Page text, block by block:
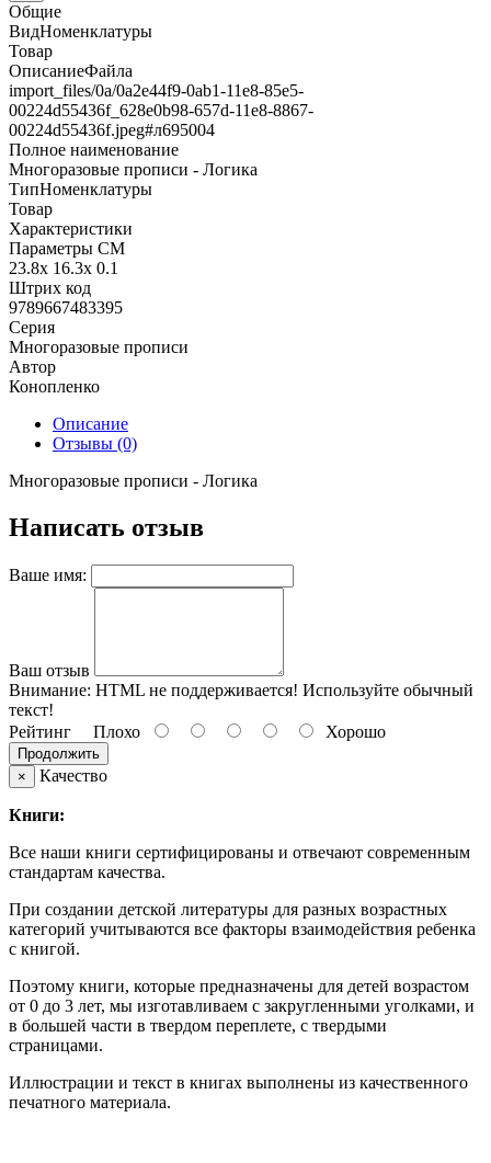
Общие
ВидНоменклатуры
Товар
ОписаниеФайла
import_files/0a/0a2e44f9-0ab1-11e8-85e5-
00224d55436f_628e0b98-657d-11e8-8867-
00224d55436f.jpeg#л695004
Полное наименование
Многоразовые прописи - Логика
ТипНоменклатуры
Товар
Характеристики
Параметры СМ
23.8x 16.3x 0.1
Штрих код
9789667483395
Серия
Многоразовые прописи
Автор
Конопленко
Описание
Отзывы (0)
Многоразовые прописи - Логика
Написать отзыв
Ваше имя:
Ваш отзыв
Внимание: HTML не поддерживается! Используйте обычный
текст!
Рейтинг Плохо Хорошо
Продолжить
×
Качество
Книги:
Все наши книги сертифицированы и отвечают современным
стандартам качества.
При создании детской литературы для разных возрастных
категорий учитываются все факторы взаимодействия ребенка
с книгой.
Поэтому книги, которые предназначены для детей возрастом
от 0 до 3 лет, мы изготавливаем с закругленными уголками, и
в большей части в твердом переплете, с твердыми
страницами.
Иллюстрации и текст в книгах выполнены из качественного
печатного материала.